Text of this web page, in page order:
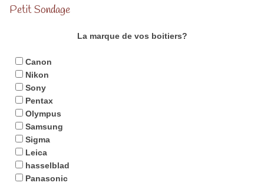
Petit Sondage
La marque de vos boitiers?
Canon
Nikon
Sony
Pentax
Olympus
Samsung
Sigma
Leica
hasselblad
Panasonic